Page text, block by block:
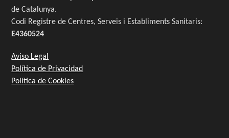
de Catalunya.
Codi Registre de Centres, Serveis i Establiments Sanitaris:
E4360524
Aviso Legal
Política de Privacidad
Política de Cookies